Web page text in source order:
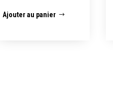
Ajouter au panier